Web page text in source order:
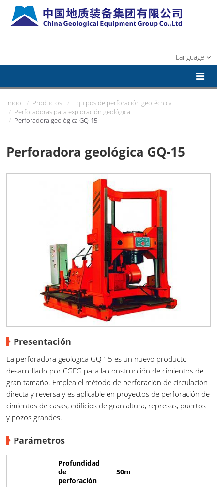
Language
Inicio Productos
Equipos de perforación geotécnica
Perforadoras para exploración geológica
Perforadora geológica GQ-15
Perforadora geológica GQ-15
Presentación
La perforadora geológica GQ-15 es un nuevo producto
desarrollado por CGEG para la construcción de cimientos de
gran tamaño. Emplea el método de perforación de circulación
directa y reversa y es aplicable en proyectos de perforación de
cimientos de casas, edificios de gran altura, represas, puertos
y pozos grandes.
Parámetros
Profundidad
de
perforación
50m